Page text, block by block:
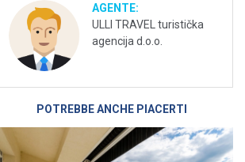
AGENTE:
ULLI TRAVEL turistička
agencija d.o.o.
POTREBBE ANCHE PIACERTI